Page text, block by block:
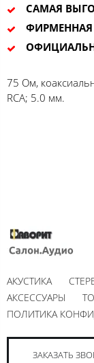
САМАЯ
ФИРМЕННАЯ
75 Ом,
RCA; 5.0 мм.
АКУСТИКА
АКСЕССУАРЫ
ПОЛИТИКА
ЗАКАЗАТЬ